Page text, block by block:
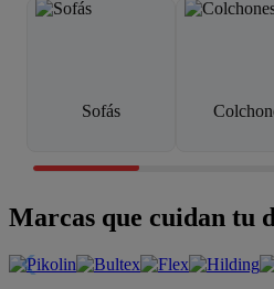
Sofás
Marcas que cuidan tu